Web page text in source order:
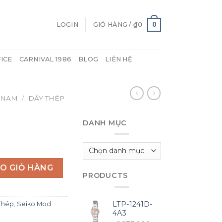
LOGIN GIỎ HÀNG / ₫0 0
CARNIVAL 1986 BLOG LIÊN HỆ
/ DÂY THÉP
GIỎ HÀNG
Seiko Mod
DANH MỤC
Danh
PRODUCTS
LTP-1241D-
4A3